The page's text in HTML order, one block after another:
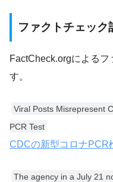
ファクトチェッ
FactCheck.orgによる
す。
Viral Posts Misrepresent
PCR Test
CDCの新型コロナPCR
The agency in a July 21